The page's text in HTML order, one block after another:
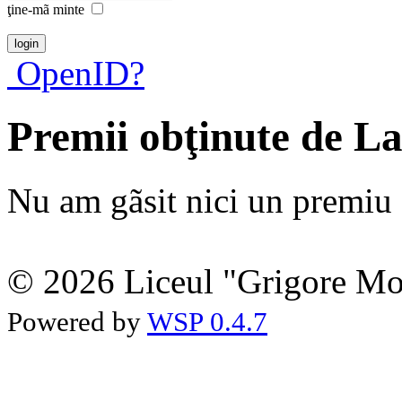
ţine-mã minte
OpenID?
Premii obţinute de
Nu am gãsit nici un premiu
© 2026 Liceul "Grigore
Powered by WSP 0.4.7